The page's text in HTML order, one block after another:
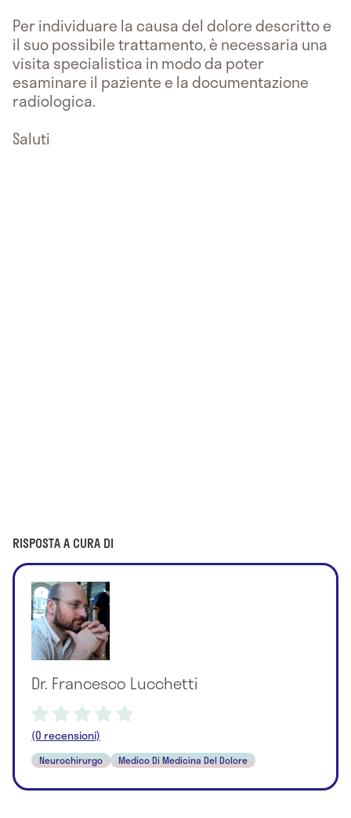
Per individuare la causa del dolore descritto e
il suo possibile trattamento, è necessaria una
visita specialistica in modo da poter
esaminare il paziente e la documentazione
radiologica.
Saluti
RISPOSTA A CURA DI
Dr. Francesco Lucchetti
(0 recensioni)
Neurochirurgo Medico Di Medicina Del Dolore